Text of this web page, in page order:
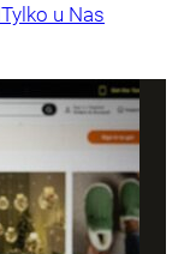
Tylko u Nas